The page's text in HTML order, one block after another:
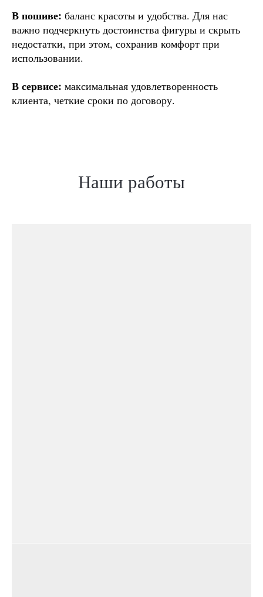
В пошиве: баланс красоты и удобства. Для нас
важно подчеркнуть достоинства фигуры и скрыть
недостатки, при этом, сохранив комфорт при
использовании.
В сервисе: максимальная удовлетворенность
клиента, четкие сроки по договору.